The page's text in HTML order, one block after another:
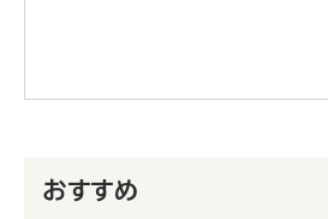
おすすめ